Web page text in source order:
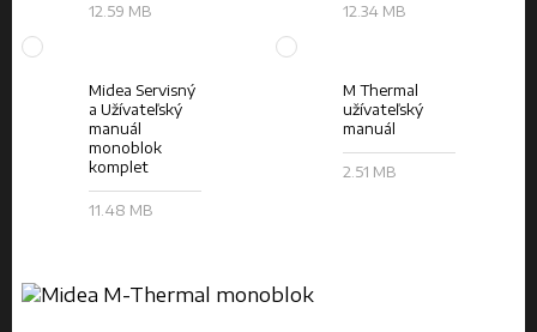
12.59 MB 12.34 MB
Midea Servisný
a Užívateľský
manuál
monoblok
komplet
11.48 MB
M Thermal
užívateľský
manuál
2.51 MB